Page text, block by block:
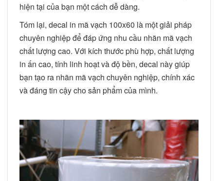
hiện tại của bạn một cách dễ dàng.
Tóm lại, decal in mã vạch 100x60 là một giải pháp
chuyên nghiệp để đáp ứng nhu cầu nhãn mã vạch
chất lượng cao. Với kích thước phù hợp, chất lượng
in ấn cao, tính linh hoạt và độ bền, decal này giúp
bạn tạo ra nhãn mã vạch chuyên nghiệp, chính xác
và đáng tin cậy cho sản phẩm của mình.